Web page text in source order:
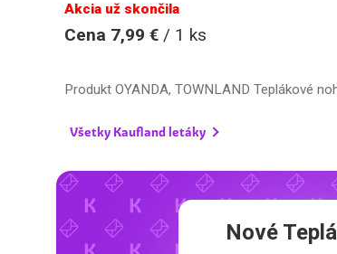
Akcia už skončila
Cena 7,99 € / 1 ks
Produkt OYANDA, TOWNLAND Teplákové
Všetky Kaufland letáky
Nové